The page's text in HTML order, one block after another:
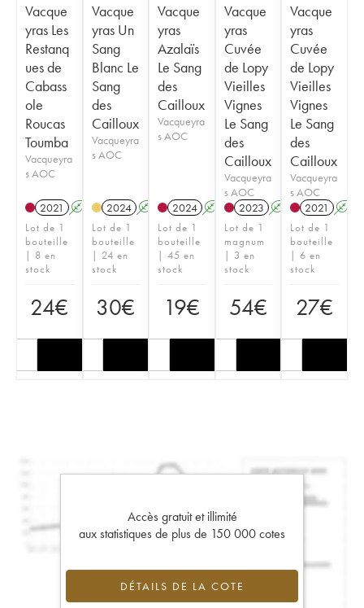
Vacque
yras Les
Restanq
ues de
Cabass
ole
Roucas
Toumba
Vacqueyra
s AOC
2021 A
Lot de 1
bouteille
| 8 en
stock
24€
Vacque
yras Un
Sang
Blanc Le
Sang
des
Cailloux
Vacqueyra
s AOC
2024 A
Lot de 1
bouteille
| 24 en
stock
30€
Vacque
yras
Azalaïs
Le Sang
des
Cailloux
Vacqueyra
s AOC
2024 A
Lot de 1
bouteille
| 45 en
stock
19€
Vacque
yras
Cuvée
de Lopy
Vieilles
Vignes
Le Sang
des
Cailloux
Vacqueyra
s AOC
2023 A
Lot de 1
magnum
| 3 en
stock
54€
Vacque
yras
Cuvée
de Lopy
Vieilles
Vignes
Le Sang
des
Cailloux
Vacqueyra
s AOC
2021
A
Lot de 1
bouteille
| 6 en
stock
27€
Accès gratuit et illimité
aux statistiques de plus de 150 000 cotes
DÉTAILS DE LA COTE